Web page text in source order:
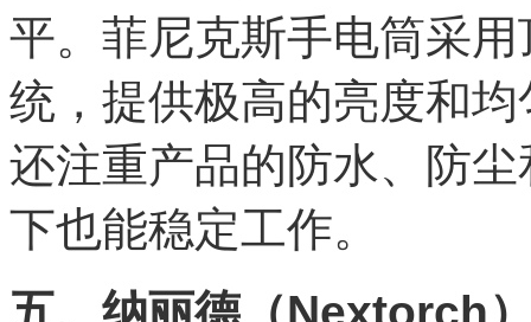
平。菲尼克斯手电筒采
统，提供极高的亮度和
还注重产品的防水、防
下也能稳定工作。
五、纳丽德（Nextorch